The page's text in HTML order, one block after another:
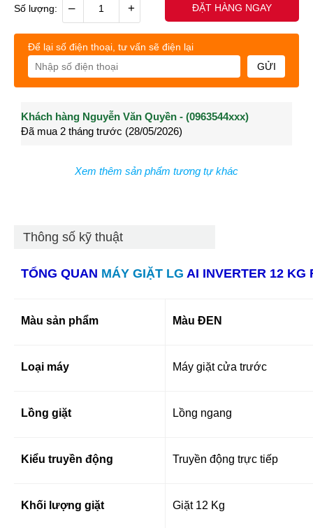
Số lượng: – + ĐẶT HÀNG NGAY
Để lại số điện thoại, tư vấn sẽ điện lại
GỬI
Khách hàng Nguyễn Văn Quyền - (0963544xxx)
Đã mua 2 tháng trước (28/05/2026)
Khách hàng Nguyễn Thành Long - (0902021xxx)
Đã mua 3 tháng trước (27/04/2026)
Xem thêm sản phẩm tương tự khác
Thông số kỹ thuật
TỔNG QUAN MÁY GIẶT LG AI INVERTER 12 KG
Màu sản phẩm Màu ĐEN
Loại máy Máy giặt cửa trước
Lồng giặt Lồng ngang
Kiểu truyền động Truyền động trực tiếp
Khối lượng giặt Giặt 12 Kg